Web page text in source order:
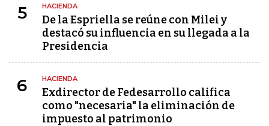
5 HACIENDA
De la Espriella se reúne con Milei y
destacó su influencia en su llegada a la
Presidencia
6 HACIENDA
Exdirector de Fedesarrollo califica
como "necesaria" la eliminación de
impuesto al patrimonio